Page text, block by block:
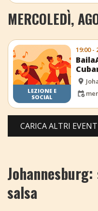
MERCOLEDÌ,
LEZIONE E
SOCIAL
19:00 -
CARICA ALTRI
salsa